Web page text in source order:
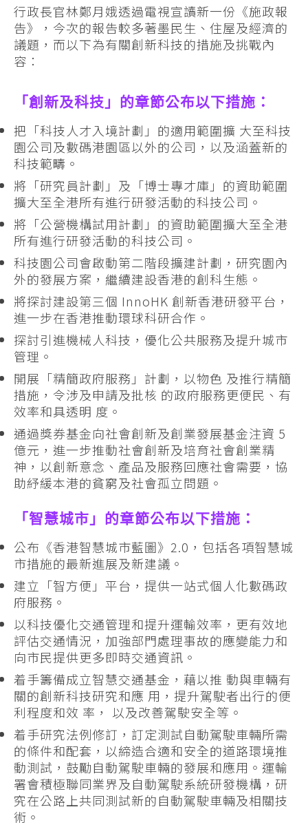
行政長官林鄭月娥透過電視宣讀新一份《施政報
告》，今次的報告較多著墨民生、住屋及經濟的
議題，而以下為有關創新科技的措施及挑戰內
容：
「創新及科技」的章節公布以下措施：
把「科技人才入境計劃」的適用範圍擴 大至科技
園公司及數碼港園區以外的公司，以及涵蓋新的
科技範疇。
將「研究員計劃」及「博士專才庫」的資助範圍
擴大至全港所有進行研發活動的科技公司。
將「公營機構試用計劃」的資助範圍擴大至全港
所有進行研發活動的科技公司。
科技園公司會啟動第二階段擴建計劃，研究園內
外的發展方案，繼續建設香港的創科生態。
將探討建設第三個 InnoHK 創新香港研發平台，
進一步在香港推動環球科研合作。
探討引進機械人科技，優化公共服務及提升城市
管理。
開展「精簡政府服務」計劃，以物色 及推行精簡
措施，令涉及申請及批核 的政府服務更便民、有
效率和具透明 度。
通過獎券基金向社會創新及創業發展基金注資 5
億元，進一步推動社會創新及培育社會創業精
神，以創新意念、產品及服務回應社會需要，協
助紓緩本港的貧窮及社會孤立問題。
「智慧城市」的章節公布以下措施：
公布《香港智慧城市藍圖》2.0，包括各項智慧城
市措施的最新進展及新建議。
建立「智方便」平台，提供一站式個人化數碼政
府服務。
以科技優化交通管理和提升運輸效率，更有效地
評估交通情況，加強部門處理事故的應變能力和
向市民提供更多即時交通資訊。
着手籌備成立智慧交通基金，藉以推 動與車輛有
關的創新科技研究和應 用，提升駕駛者出行的便
利程度和效 率， 以及改善駕駛安全等。
着手研究法例修訂，訂定測試自動駕駛車輛所需
的條件和配套，以締造合適和安全的道路環境推
動測試，鼓勵自動駕駛車輛的發展和應用。運輸
署會積極聯同業界及自動駕駛系統研發機構，研
究在公路上共同測試新的自動駕駛車輛及相關技
術。